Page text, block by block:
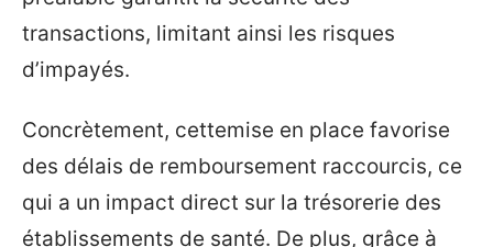
transactions, limitant ainsi les risques
d’impayés.
Concrètement, cettemise en place favorise
des délais de remboursement raccourcis, ce
qui a un impact direct sur la trésorerie des
établissements de santé. De plus, grâce à